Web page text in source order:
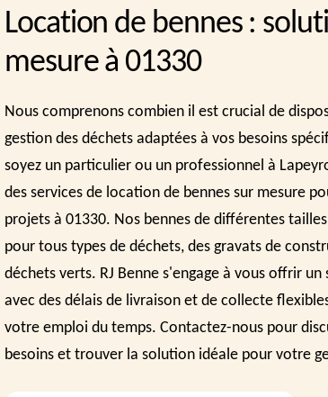
Location de bennes :
mesure à 01330
Nous comprenons combien il est crucial de
gestion des déchets adaptées à vos besoins
soyez un particulier ou un professionnel à
des services de location de bennes sur mesure
projets à 01330. Nos bennes de différentes
pour tous types de déchets, des gravats de
déchets verts. RJ Benne s'engage à vous offrir
avec des délais de livraison et de collecte
votre emploi du temps. Contactez-nous pour
besoins et trouver la solution idéale pour votre